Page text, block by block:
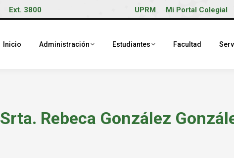
Ext. 3800 UPRM Mi Portal Colegial
Inicio Administración Estudiantes Facultad
Srta. Rebeca González